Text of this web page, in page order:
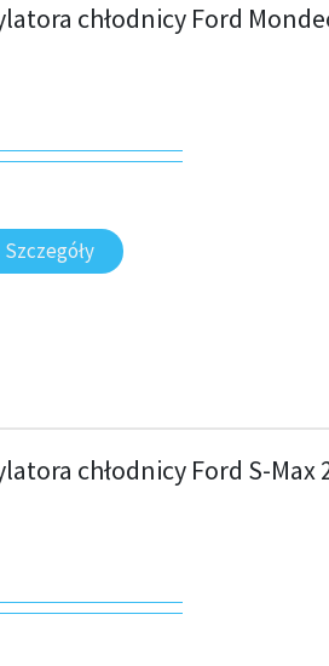
chłodnicy Ford
Szczegóły
chłodnicy Ford S-Max